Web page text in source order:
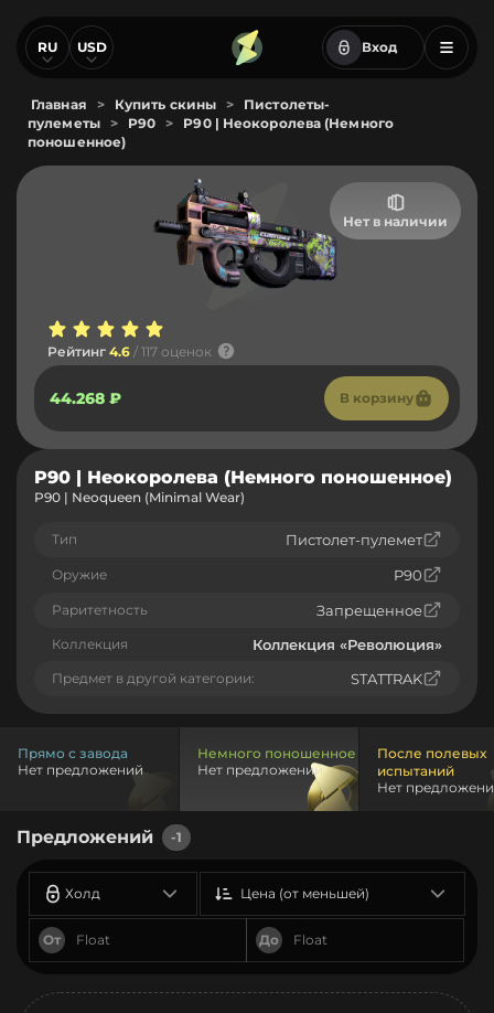
RU USD Вход
Главная > Купить скины >
Пистолеты-
пулеметы
> P90 >
P90 | Неокоролева (Немного
поношенное)
Нет в наличии
Рейтинг 4.6 / 117 оценок
44.268 ₽ В корзину
P90 | Неокоролева (Немного поношенное)
P90 | Neoqueen (Minimal Wear)
Тип Пистолет-пулемет
Оружие P90
Раритетность Запрещенное
Коллекция Коллекция «Революция»
Предмет в другой категории: STATTRAK
Прямо с завода
Нет предложений
Немного поношенное
Нет предложений
После полевых
испытаний
Нет
Предложений -1
Холд
От До
Цена (от меньшей)